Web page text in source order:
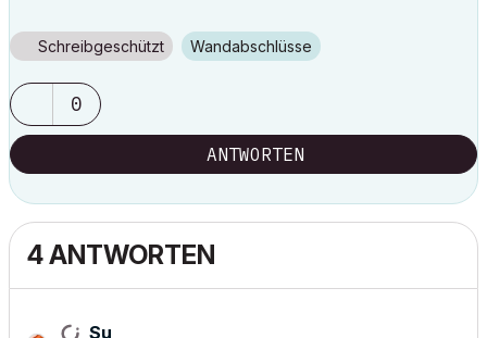
Schreibgeschützt Wandabschlüsse
0
ANTWORTEN
4 ANTWORTEN
Su